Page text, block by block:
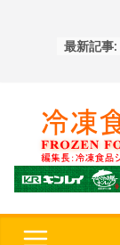
最新記事: